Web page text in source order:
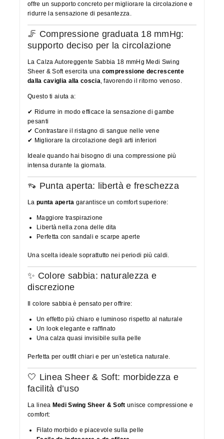
offre un supporto concreto per migliorare la circolazione e
ridurre la sensazione di pesantezza.
🦵 Compressione graduata 18 mmHg:
supporto deciso per la circolazione
La Calza Autoreggente Sabbia 18 mmHg Medi Swing
Sheer & Soft esercita una compressione decrescente
dalla caviglia alla coscia, favorendo il ritorno venoso.
Questo ti aiuta a:
✔ Ridurre in modo efficace la sensazione di gambe
pesanti
✔ Contrastare il ristagno di sangue nelle vene
✔ Migliorare la circolazione degli arti inferiori
Ideale quando hai bisogno di una compressione più
intensa durante la giornata.
👡 Punta aperta: libertà e freschezza
La punta aperta garantisce un comfort superiore:
Maggiore traspirazione
Libertà nella zona delle dita
Perfetta con sandali e scarpe aperte
Una scelta ideale soprattutto nei periodi più caldi.
✨ Colore sabbia: naturalezza e
discrezione
Il colore sabbia è pensato per offrire:
Un effetto più chiaro e luminoso rispetto al naturale
Un look elegante e raffinato
Una calza quasi invisibile sulla pelle
Perfetta per outfit chiari e per un’estetica naturale.
🤍 Linea Sheer & Soft: morbidezza e
facilità d’uso
La linea Medi Swing Sheer & Soft unisce compressione e
comfort:
Filato morbido e piacevole sulla pelle